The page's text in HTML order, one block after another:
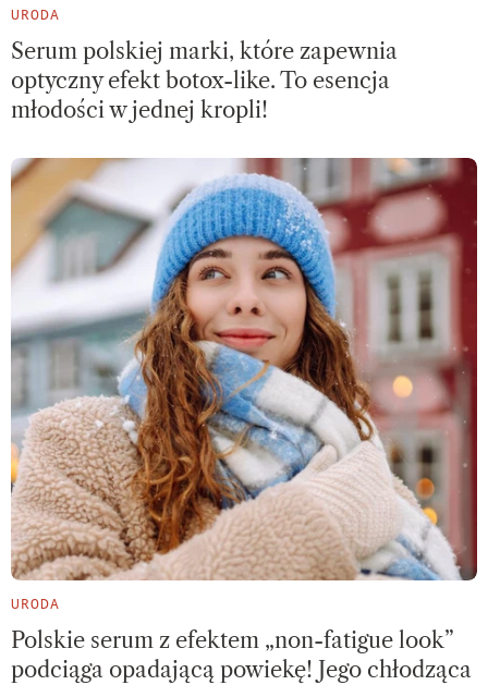
URODA
Serum polskiej marki, które zapewnia
optyczny efekt botox-like. To esencja
młodości w jednej kropli!
URODA
Polskie serum z efektem „non-fatigue look”
podciąga opadającą powiekę! Jego chłodząca